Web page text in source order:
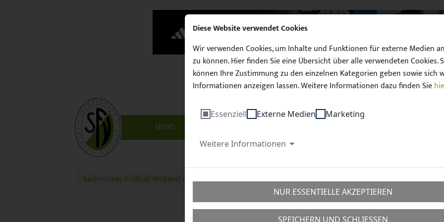
Unser
NEWS
Sächsischer Fußball-Verband e.V. Talentförderung Landesauswahlmannschaften U 18-Junioren
Diese Website verwendet Cookies
Wir verwenden Cookies, um Inhalte und Funktionen für externe Medien
zu können. Hier finden Sie eine Übersicht über alle verwendeten Cookies.
können Ihre Zustimmung zu den einzelnen Kategorien geben sowie sich
Informationen anzeigen lassen. Weitere Informationen dazu finden Sie
Essenziell Externe Medien Marketing
Weitere Informationen
NUR ESSENTIELLE AKZEPTIEREN
SPEICHERN UND SCHLIESSEN